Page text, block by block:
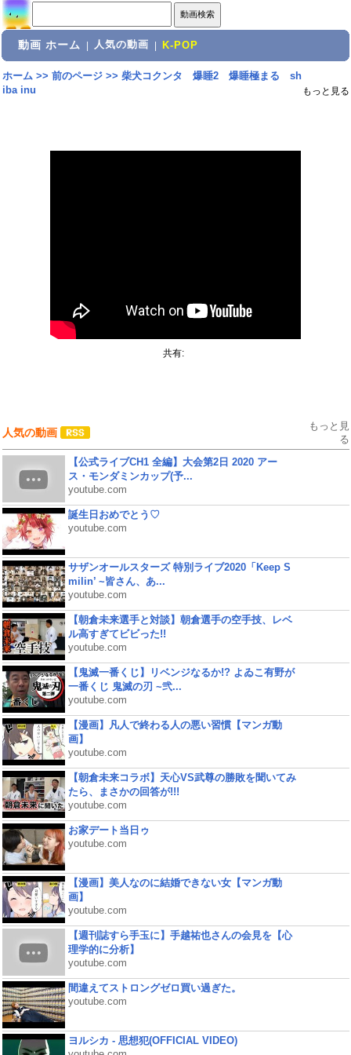
動画 ホーム 人気の動画 K-POP
ホーム>> 前のページ>> 柴犬コクンタ 爆睡2 爆睡極まる sh
iba inu
もっと見る
共有:
人気の動画
もっと見
る
【公式ライブCH1 全編】大会第2日 2020 アー
ス・モンダミンカップ(予...
youtube.com
誕生日おめでとう♡
youtube.com
サザンオールスターズ 特別ライブ2020「Keep S
milin’ ~皆さん、あ...
youtube.com
【朝倉未来選手と対談】朝倉選手の空手技、レベ
ル高すぎてビビった!!
youtube.com
【鬼滅一番くじ】リベンジなるか!? よゐこ有野が
一番くじ 鬼滅の刃 ~弐...
youtube.com
【漫画】凡人で終わる人の悪い習慣【マンガ動
画】
youtube.com
【朝倉未来コラボ】天心VS武尊の勝敗を聞いてみ
たら、まさかの回答が!!!
youtube.com
お家デート当日ゥ
youtube.com
【漫画】美人なのに結婚できない女【マンガ動
画】
youtube.com
【週刊誌すら手玉に】手越祐也さんの会見を【心
理学的に分析】
youtube.com
間違えてストロングゼロ買い過ぎた。
youtube.com
ヨルシカ - 思想犯(OFFICIAL VIDEO)